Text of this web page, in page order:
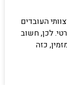
העובדים
לכן, חשוב
כזה